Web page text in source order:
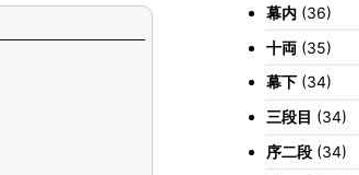
幕内 (36)
十両 (35)
幕下 (34)
三段目 (34)
序二段 (34)